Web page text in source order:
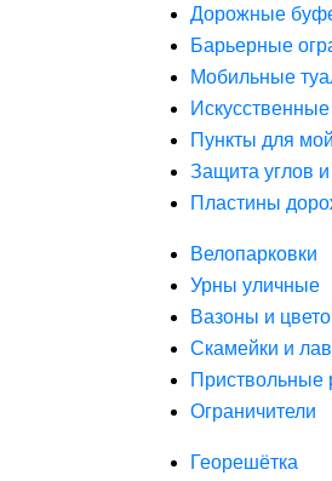
Дорожные
Барьерные
Мобильные
Пункты для
Защита углов
Пластины
Велопарковки
Урны уличные
Вазоны и
Скамейки и
Приствольные
Ограничители
Георешётка